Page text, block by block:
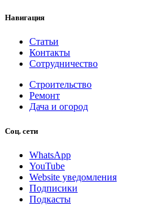
Навигация
Статьи
Контакты
Сотрудничество
Строительство
Ремонт
Дача и огород
Соц. сети
WhatsApp
YouTube
Website уведомления
Подписики
Подкасты